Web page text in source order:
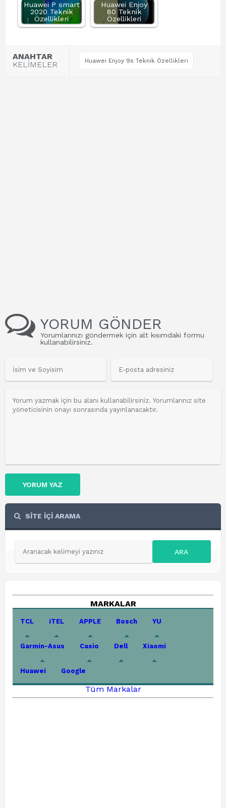
Huawei P smart
2020 Teknik
Özellikleri
Huawei Enjoy
80 Teknik
Özellikleri
ANAHTAR
KELİMELER
Huawei Enjoy 9s Teknik Özellikleri
YORUM GÖNDER
Yorumlarınızı göndermek için alt kısımdaki formu
kullanabilirsiniz.
YORUM YAZ
SİTE İÇİ ARAMA
ARA
MARKALAR
TCL iTEL APPLE Bosch YU
Garmin-Asus Casio Dell Xiaomi
Huawei Google
Tüm Markalar